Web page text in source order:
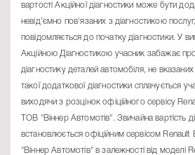
вартості Акційної діагностики може бути
невід’ємно пов'язаних з діагностикою
повідомляється до початку діагностики. У
Акційною Діагностикою учасник забажає
діагностику деталей автомобіля, не
такої додаткової діагностики сплачується
виходячи з розцінок офіційного сервісу
ТОВ "Віннер Автомотів". Звичайна вартість
встановлюється офіційним сервісом Renault
"Віннер Автомотів"в залежності від моделі